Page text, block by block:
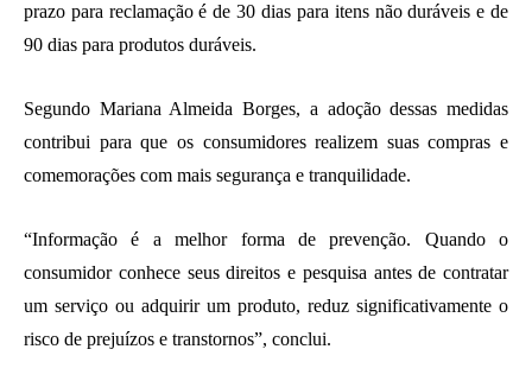
prazo para reclamação é de 30 dias para itens não duráveis e de
90 dias para produtos duráveis.
Segundo Mariana Almeida Borges, a adoção dessas medidas
contribui para que os consumidores realizem suas compras e
comemorações com mais segurança e tranquilidade.
“Informação é a melhor forma de prevenção. Quando o
consumidor conhece seus direitos e pesquisa antes de contratar
um serviço ou adquirir um produto, reduz significativamente o
risco de prejuízos e transtornos”, conclui.